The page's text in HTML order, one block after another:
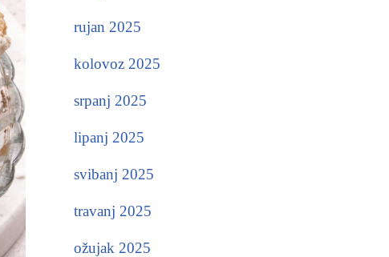
rujan 2025
kolovoz 2025
srpanj 2025
lipanj 2025
svibanj 2025
travanj 2025
ožujak 2025